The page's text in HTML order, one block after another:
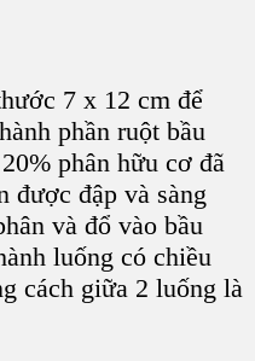
7 x 12 cm để
phần ruột bầu
phân hữu cơ đã
được đập và sàng
và đổ vào bầu
luống có chiều
cách giữa 2 luống là